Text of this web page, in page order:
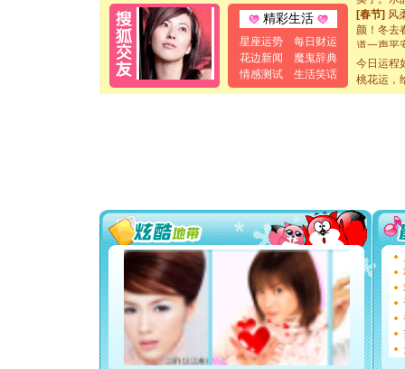
精彩生活
星座运势
每日财运
花边新闻
魔鬼辞典
情感测试
生活笑话
[春节] 风
颜！冬去
道一声平
片叶子
送你一棵
如意,快
[元旦]看
断电。
你是我
[元旦]
如
起；二
离。水
[元旦]
当
泣，这
卖了。
[春节]
今日运程
桃花运，